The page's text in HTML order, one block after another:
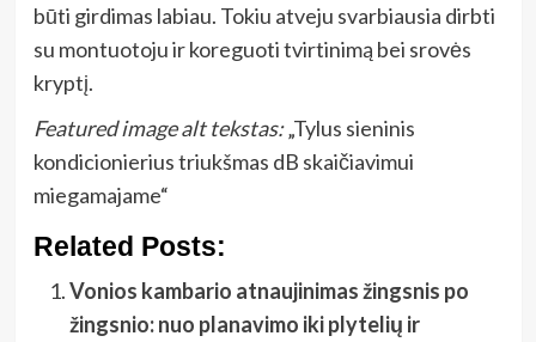
būti girdimas labiau. Tokiu atveju svarbiausia dirbti
su montuotoju ir koreguoti tvirtinimą bei srovės
kryptį.
Featured image alt tekstas:„Tylus sieninis
kondicionierius triukšmas dB skaičiavimui
miegamajame“
Related Posts:
Vonios kambario atnaujinimas žingsnis po
žingsnio: nuo planavimo iki plytelių ir